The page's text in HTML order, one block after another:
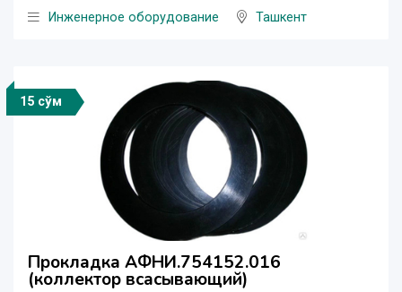
Инженерное оборудование
Ташкент
15 сўм
Прокладка АФНИ.754152.016
(коллектор всасывающий)